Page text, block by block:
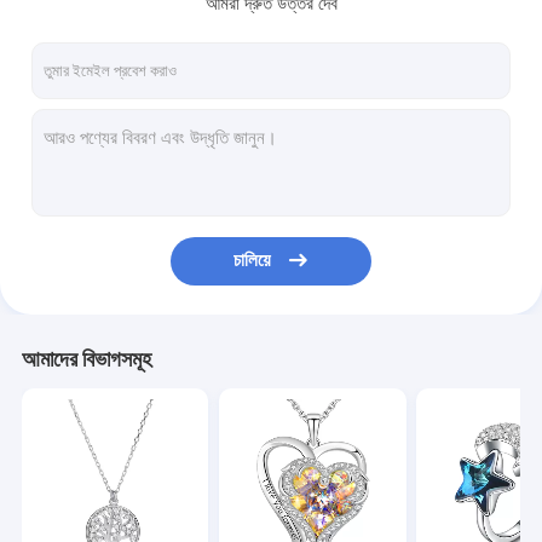
মান নিয়ন্ত্রণ
যোগাযোগ করুন
স্টার্লিং সিলভার হার্ট পেন্ডেন্ট নেকলেস
স্টার্লিং সিলভার জুয়েলারির রিং
স্টার্লিং সিলভার গয়না কানের দুল
চালিয়ে
আমাদের বিভাগসমূহ